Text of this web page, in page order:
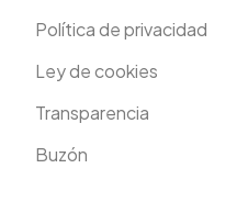
Política de privacidad
Ley de cookies
Transparencia
Buzón